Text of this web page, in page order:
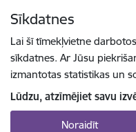
Sīkdatnes
Lai šī tīmekļvietne
sīkdatnes. Ar Jūsu
izmantotas statistikas un
Lūdzu, atzīmējiet savu
Noraidīt